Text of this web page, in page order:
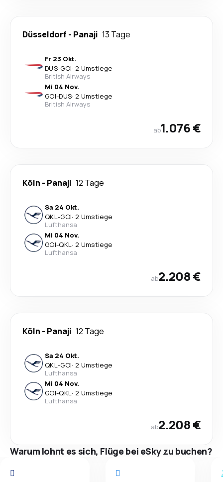
Düsseldorf - Panaji 13 Tage
Fr 23 Okt.
DUS-GOI· 2 Umstiege
British Airways
Mi 04 Nov.
GOI-DUS· 2 Umstiege
British Airways
ab1.076 €
Köln - Panaji 12 Tage
Sa 24 Okt.
QKL-GOI· 2 Umstiege
Lufthansa
Mi 04 Nov.
GOI-QKL· 2 Umstiege
Lufthansa
ab2.208 €
Köln - Panaji 12 Tage
Sa 24 Okt.
QKL-GOI· 2 Umstiege
Lufthansa
Mi 04 Nov.
GOI-QKL· 2 Umstiege
Lufthansa
ab2.208 €
Warum lohnt es sich, Flüge bei eSky zu buchen?